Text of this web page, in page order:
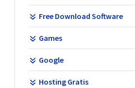
Free Download Software
Games
Google
Hosting Gratis